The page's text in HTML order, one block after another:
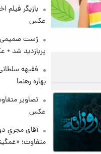
بازیگر فیلم
عکس
پربازدید شد
فقیهه
بهاره رهنما
تصاویر
عکس
آقای مجریِ
متفاوت؛